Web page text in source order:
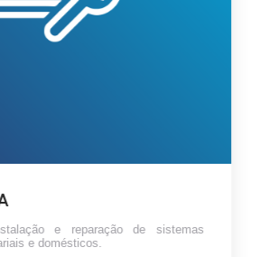
e reparação de sistemas
e domésticos.